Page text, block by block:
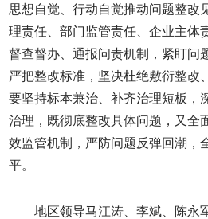
思想自觉、行动自觉推动问题整改
理责任、部门监管责任、企业主体
督查督办、通报问责机制，紧盯问
严把整改标准，坚决杜绝敷衍整改
要坚持标本兼治、补齐治理短板，
治理，既彻底整改具体问题，又全
效监管机制，严防问题反弹回潮，
平。
地区领导马江涛、李斌、陈永